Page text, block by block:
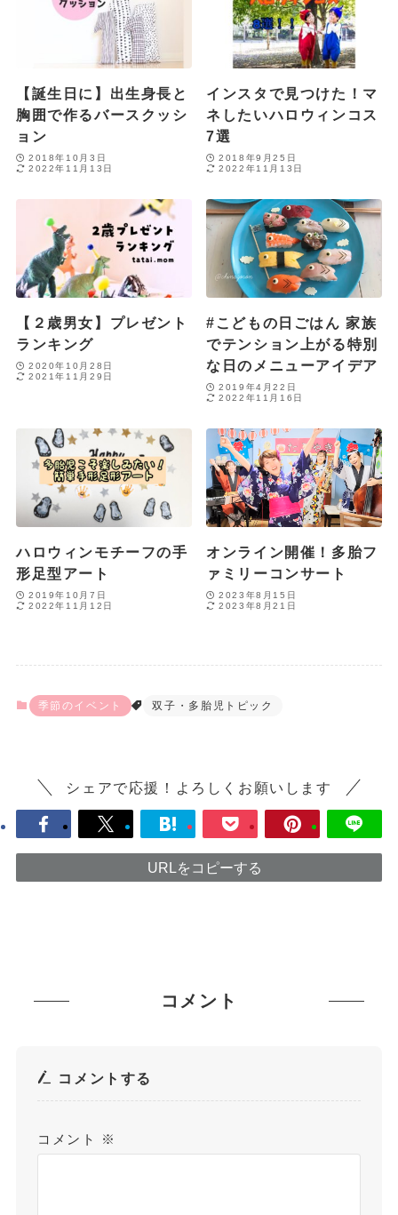
季節のイベント 双子・多胎児トピック
シェアで応援！よろしくお願いします
URLをコピーする
【誕生日に】出生身長と
胸囲で作るバースクッシ
ョン
2018年10月3日
2022年11月13日
インスタで見つけた！マ
ネしたいハロウィンコス
7選
2018年9月25日
2022年11月13日
【２歳男女】プレゼント
ランキング
2020年10月28日
2021年11月29日
#こどもの日ごはん 家族
でテンション上がる特別
な日のメニューアイデア
2019年4月22日
2022年11月16日
ハロウィンモチーフの手
形足型アート
2019年10月7日
2022年11月12日
オンライン開催！多胎フ
ァミリーコンサート
2023年8月15日
2023年8月21日
コメント
コメントする
コメント ※